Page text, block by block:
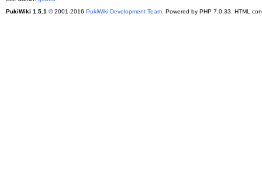
PukiWiki 1.5.1 © 2001-2016 PukiWiki Development Team. Powered by PHP 7.0.33. HTML